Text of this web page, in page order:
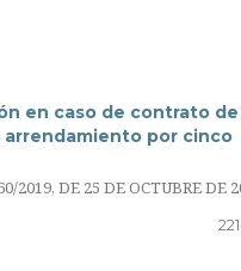
en caso de contrato de
por cinco
DE 25 DE OCTUBRE DE